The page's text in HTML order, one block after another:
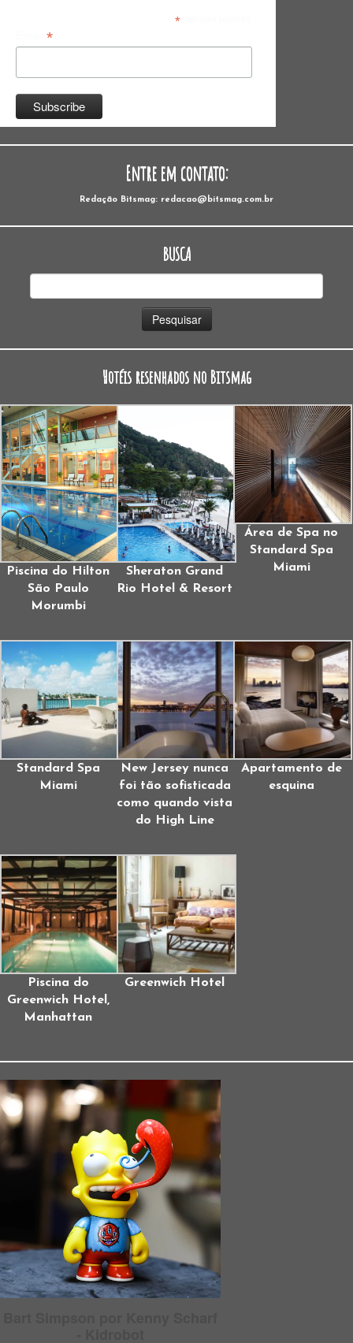
*indicates required
*
Entre em contato:
Redação Bitsmag: redacao@bitsmag.com.br
BUSCA
Hotéis resenhados no Bitsmag
Piscina do Hilton
São Paulo
Morumbi
Sheraton Grand
Rio Hotel & Resort
Área de Spa no
Standard Spa
Miami
Standard Spa
Miami
New Jersey nunca
foi tão sofisticada
como quando vista
do High Line
Apartamento de
esquina
Piscina do
Greenwich Hotel,
Manhattan
Greenwich Hotel